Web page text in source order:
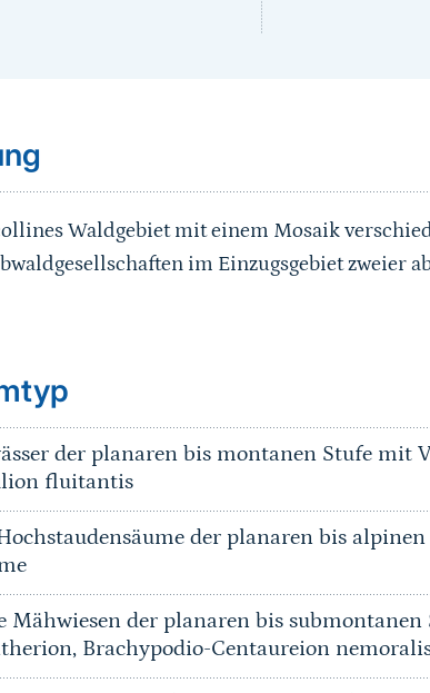
Waldgebiet mit einem Mosaik
im Einzugsgebiet zweier
der planaren bis montanen Stufe mit
fluitantis
der planaren bis
Mähwiesen der planaren bis submontanen
Brachypodio-Centaureion